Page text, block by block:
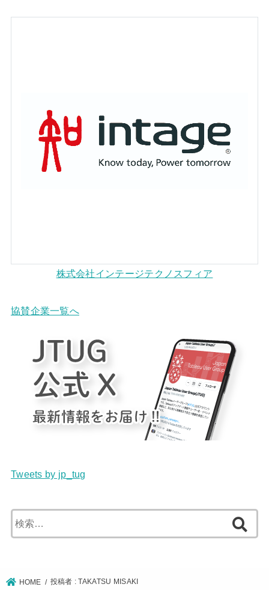
株式会社インテージテクノスフィア
協賛企業一覧へ
Tweets by jp_tug
索:
HOME 投稿者 : TAKATSU MISAKI